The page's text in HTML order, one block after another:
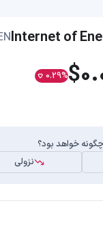
Internet of
0.29%
نزولی